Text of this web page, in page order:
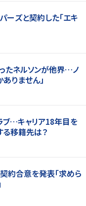
ーズと契約した「エキ
たネルソンが他界…ノ
りません」
ブ…キャリア18年目を
る移籍先は？
約合意を発表「求めら